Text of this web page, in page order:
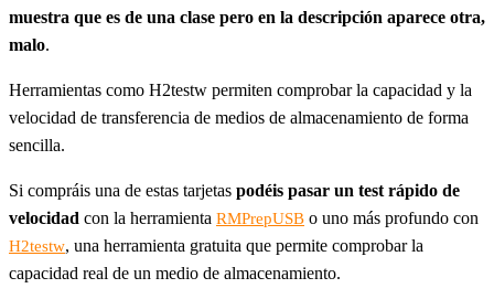
muestra que es de una clase pero en la descripción aparece otra,
malo.
Herramientas como H2testw permiten comprobar la capacidad y la
velocidad de transferencia de medios de almacenamiento de forma
sencilla.
Si compráis una de estas tarjetas podéis pasar un test rápido de
velocidad con la herramienta RMPrepUSB o uno más profundo con
H2testw, una herramienta gratuita que permite comprobar la
capacidad real de un medio de almacenamiento.